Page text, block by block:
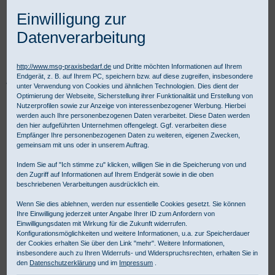
Praxisbedarf Shop Diagnostik
Stromquellen und Leuchtmittel
HEINE XHL Xenon Halogenlampen
Ophthalmologische Geräte
Skiaskope
HEINE Xenon-Halogen Lampe 2,5 V
Einwilligung zur
Datenverarbeitung
http://www.msg-praxisbedarf.de und Dritte möchten Informationen auf Ihrem
Endgerät, z. B. auf Ihrem PC, speichern bzw. auf diese zugreifen, insbesondere
unter Verwendung von Cookies und ähnlichen Technologien. Dies dient der
Optimierung der Webseite, Sicherstellung ihrer Funktionalität und Erstellung von
Nutzerprofilen sowie zur Anzeige von interessenbezogener Werbung. Hierbei
werden auch Ihre personenbezogenen Daten verarbeitet. Diese Daten werden
den hier aufgeführten Unternehmen offengelegt. Ggf. verarbeiten diese
Empfänger Ihre personenbezogenen Daten zu weiteren, eigenen Zwecken,
gemeinsam mit uns oder in unserem Auftrag.
Indem Sie auf "Ich stimme zu" klicken, willigen Sie in die Speicherung von und
den Zugriff auf Informationen auf Ihrem Endgerät sowie in die oben
beschriebenen Verarbeitungen ausdrücklich ein.
Wenn Sie dies ablehnen, werden nur essentielle Cookies gesetzt. Sie können
Ihre Einwilligung jederzeit unter Angabe Ihrer ID zum Anfordern von
Einwilligungsdaten mit Wirkung für die Zukunft widerrufen.
Konfigurationsmöglichkeiten und weitere Informationen, u.a. zur Speicherdauer
der Cookies erhalten Sie über den Link "mehr". Weitere Informationen,
insbesondere auch zu Ihren Widerrufs- und Widerspruchsrechten, erhalten Sie in
den Datenschutzerklärung und im Impressum